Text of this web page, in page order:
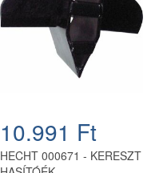
10.991 Ft
HECHT 000671 - KERESZT